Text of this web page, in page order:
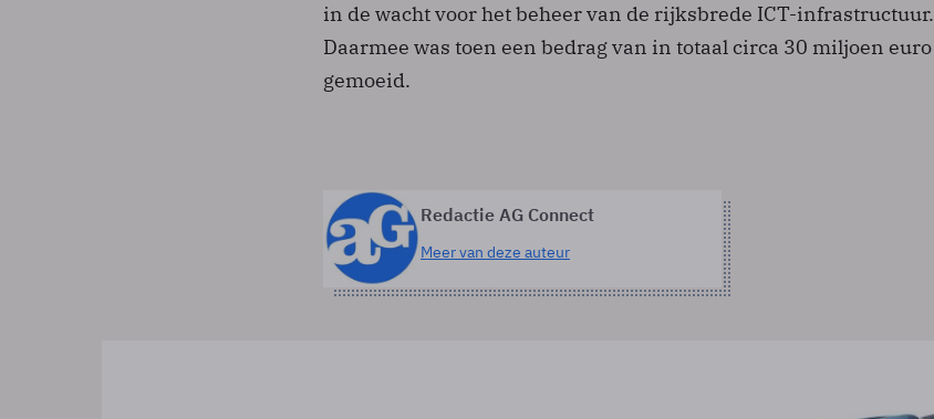
in de wacht voor het beheer van de rijksbrede ICT-infrastructuur.
Daarmee was toen een bedrag van in totaal circa 30 miljoen euro
gemoeid.
Redactie AG Connect
Meer van deze auteur